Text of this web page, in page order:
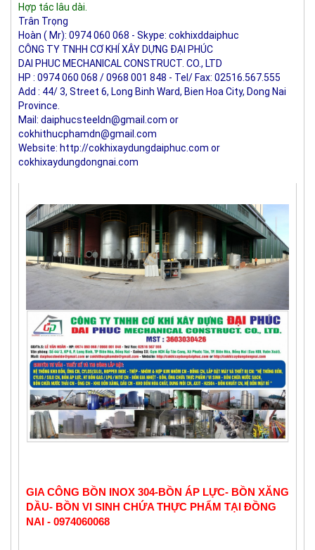
Hợp tác lâu dài.
Trân Trọng
Hoàn ( Mr): 0974 060 068 - Skype: cokhixddaiphuc
CÔNG TY TNHH CƠ KHÍ XÂY DỰNG ĐẠI PHÚC
DAI PHUC MECHANICAL CONSTRUCT. CO., LTD
HP : 0974 060 068 / 0968 001 848 - Tel/ Fax: 02516.567.555
Add : 44/ 3, Street 6, Long Binh Ward, Bien Hoa City, Dong Nai
Province.
Mail: daiphucsteeldn@gmail.com or
cokhithucphamdn@gmail.com
Website: http://cokhixaydungdaiphuc.com or
cokhixaydungdongnai.com
GIA CÔNG BỒN INOX 304-BỒN ÁP LỰC- BỒN XĂNG
DẦU- BỒN VI SINH CHỨA THỰC PHẨM TẠI ĐỒNG
NAI - 0974060068